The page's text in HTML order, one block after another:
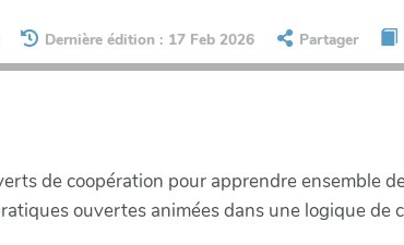
Dernière édition : 17 Feb 2026 Partager